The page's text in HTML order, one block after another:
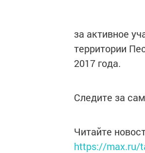
за активное
территории
2017 года.
Следите за
Читайте
https://max.ru/